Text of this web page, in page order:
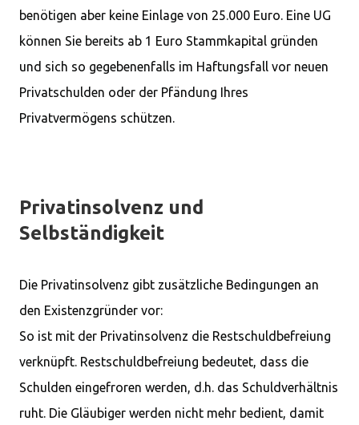
benötigen aber keine Einlage von 25.000 Euro. Eine UG
können Sie bereits ab 1 Euro Stammkapital gründen
und sich so gegebenenfalls im Haftungsfall vor neuen
Privatschulden oder der Pfändung Ihres
Privatvermögens schützen.
Privatinsolvenz und
Selbständigkeit
Die Privatinsolvenz gibt zusätzliche Bedingungen an
den Existenzgründer vor:
So ist mit der Privatinsolvenz die Restschuldbefreiung
verknüpft. Restschuldbefreiung bedeutet, dass die
Schulden eingefroren werden, d.h. das Schuldverhältnis
ruht. Die Gläubiger werden nicht mehr bedient, damit